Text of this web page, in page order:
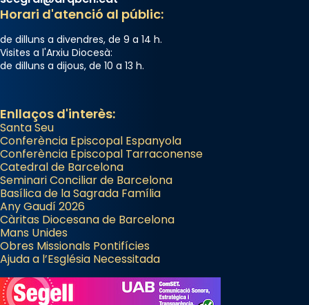
Horari d'atenció al públic:
de dilluns a divendres, de 9 a 14 h.
Visites a l'Arxiu Diocesà:
de dilluns a dijous, de 10 a 13 h.
Enllaços d'interès:
Santa Seu
Conferència Episcopal Espanyola
Conferència Episcopal Tarraconense
Catedral de Barcelona
Seminari Conciliar de Barcelona
Basílica de la Sagrada Família
Any Gaudí 2026
Càritas Diocesana de Barcelona
Mans Unides
Obres Missionals Pontifícies
Ajuda a l’Església Necessitada